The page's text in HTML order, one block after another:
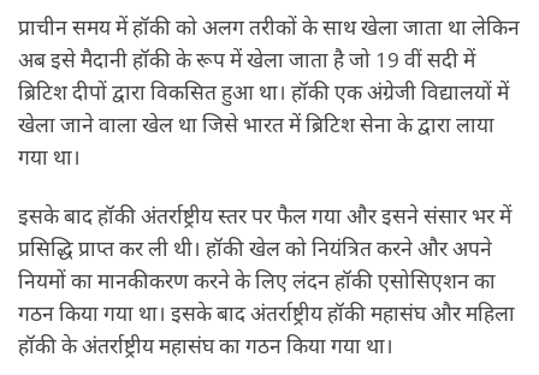
प्राचीन समय में हॉकी को अलग तरीकों के साथ खेला जाता था लेकिन
अब इसे मैदानी हॉकी के रूप में खेला जाता है जो 19 वीं सदी में
ब्रिटिश दीपों द्वारा विकसित हुआ था। हॉकी एक अंग्रेजी विद्यालयों में
खेला जाने वाला खेल था जिसे भारत में ब्रिटिश सेना के द्वारा लाया
गया था।
इसके बाद हॉकी अंतर्राष्ट्रीय स्तर पर फैल गया और इसने संसार भर में
प्रसिद्धि प्राप्त कर ली थी। हॉकी खेल को नियंत्रित करने और अपने
नियमों का मानकीकरण करने के लिए लंदन हॉकी एसोसिएशन का
गठन किया गया था। इसके बाद अंतर्राष्ट्रीय हॉकी महासंघ और महिला
हॉकी के अंतर्राष्ट्रीय महासंघ का गठन किया गया था।